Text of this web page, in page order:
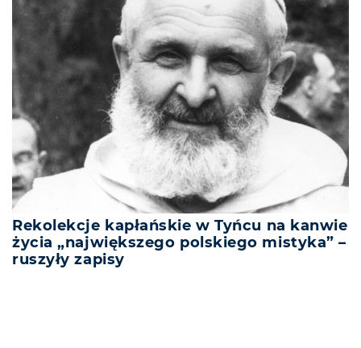
Rekolekcje kapłańskie w Tyńcu na kanwie
życia „największego polskiego mistyka” –
ruszyły zapisy